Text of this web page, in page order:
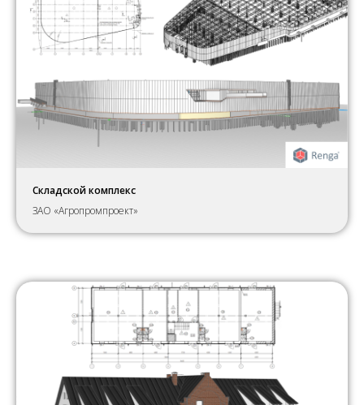
Складской комплекс
ЗАО «Агропромпроект»